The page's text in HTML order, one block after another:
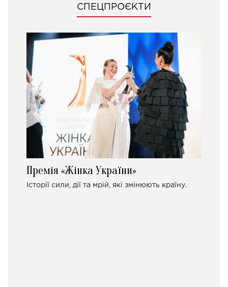
СПЕЦПРОЄКТИ
Премія «Жінка України»
Історії сили, дії та мрій, які змінюють країну.